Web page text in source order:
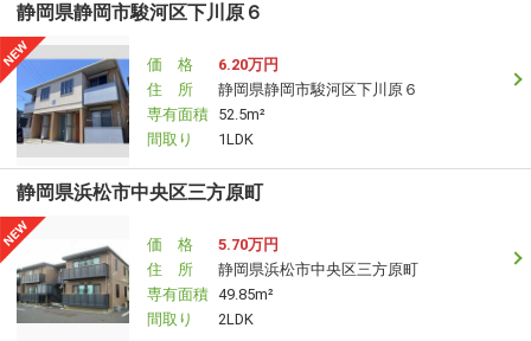
静岡県静岡市駿河区下川原６
価 格
6.20万円
住 所
静岡県静岡市駿河区下川原６
専有面積 52.5m²
間取り
1LDK
静岡県浜松市中央区三方原町
価 格
5.70万円
住 所
静岡県浜松市中央区三方原町
専有面積 49.85m²
間取り
2LDK